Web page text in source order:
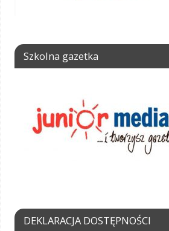
Szkolna gazetka
DEKLARACJA DOSTĘPNOŚCI